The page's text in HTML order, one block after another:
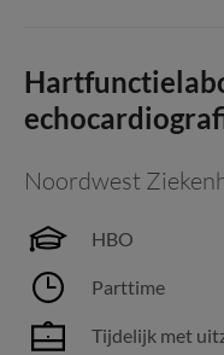
Noordwest
HBO
Parttime
Tijdelijk met